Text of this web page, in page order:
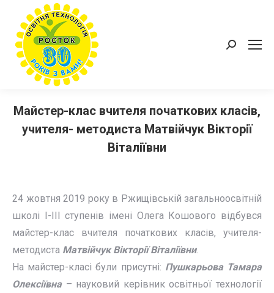
Пошук:
Майстер-клас вчителя початкових класів,
учителя- методиста Матвійчук Вікторії
Віталіївни
24 жовтня 2019 року в Ржищівській загальноосвітній
школі І-ІІІ ступенів імені Олега Кошового відбувся
майстер-клас вчителя початкових класів, учителя-
методиста Матвійчук Вікторії Віталіївни.
На майстер-класі були присутні: Пушкарьова Тамара
Олексіївна – науковий керівник освітньої технології